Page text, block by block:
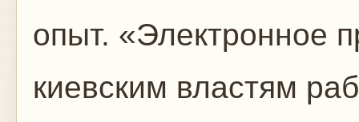
опыт. «Электронное
киевским властям